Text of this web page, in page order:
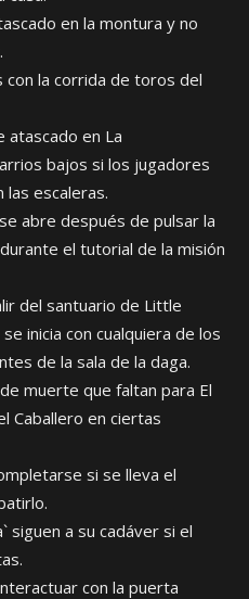
en la montura y no
la corrida de toros del
atascado en La
bajos si los jugadores
las escaleras.
abre después de pulsar la
el tutorial de la misión
del santuario de Little
inicia con cualquiera de los
de la sala de la daga.
muerte que faltan para El
Caballero en ciertas
si se lleva el
siguen a su cadáver si el
con la puerta